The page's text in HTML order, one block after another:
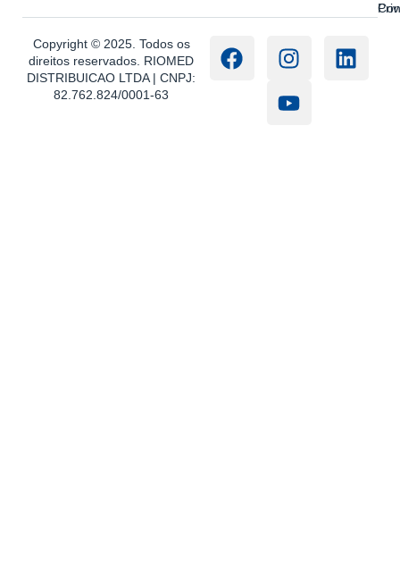
Copyright © 2025. Todos os
direitos reservados. RIOMED
DISTRIBUICAO LTDA | CNPJ:
82.762.824/0001-63